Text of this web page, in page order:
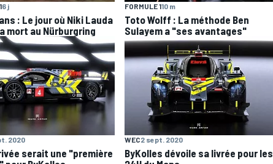
6 j
: Le jour où Niki Lauda
mort au Nürburgring
FORMULE 110 m
Toto Wolff : La méthode Ben
Sulayem a "ses avantages"
2020
serait une "première
WEC2 sept. 2020
ByKolles dévoile sa livrée pour les